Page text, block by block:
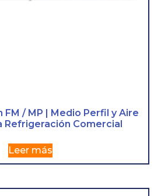
FM / MP | Medio Perfil y Aire
Refrigeración Comercial
Leer más